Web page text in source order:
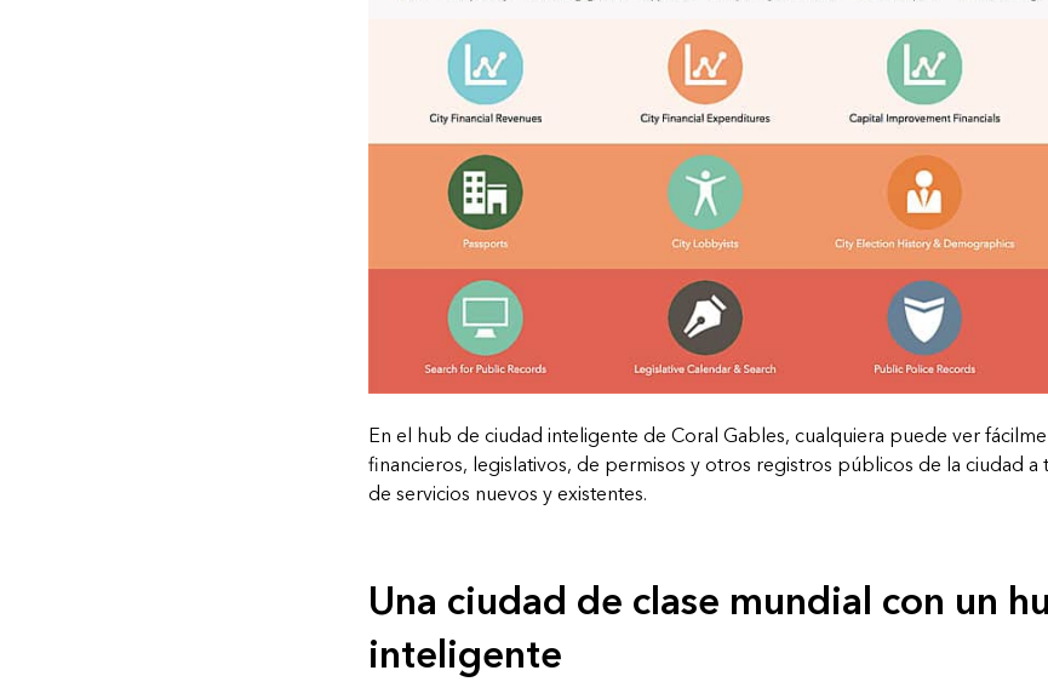
En el hub de ciudad inteligente de Coral Gables, cualquiera puede ver
financieros, legislativos, de permisos y otros registros públicos de la ciudad a
de servicios nuevos y existentes.
Una ciudad de clase mundial con un
inteligente